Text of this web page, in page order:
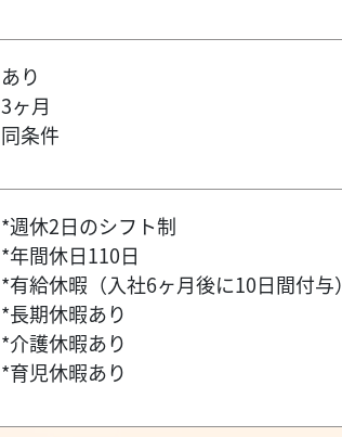
あり
3ヶ月
同条件
*週休2日のシフト制
*年間休日110日
*有給休暇（入社6ヶ月後に10日間付与）
*長期休暇あり
*介護休暇あり
*育児休暇あり